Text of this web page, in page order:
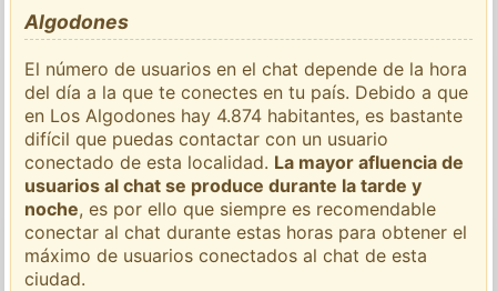
Algodones
El número de usuarios en el chat depende de la hora
del día a la que te conectes en tu país. Debido a que
en Los Algodones hay 4.874 habitantes, es bastante
difícil que puedas contactar con un usuario
conectado de esta localidad. La mayor afluencia de
usuarios al chat se produce durante la tarde y
noche, es por ello que siempre es recomendable
conectar al chat durante estas horas para obtener el
máximo de usuarios conectados al chat de esta
ciudad.